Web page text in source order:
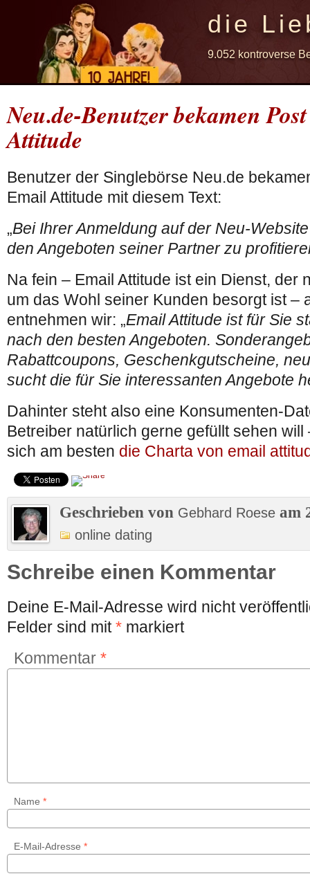
die
9.052 kontroverse
Neu.de-Benutzer bekamen
Attitude
Benutzer der Singlebörse Neu.de
Email Attitude mit diesem Text:
„Bei Ihrer Anmeldung auf der Neu-
den Angeboten seiner Partner zu
Na fein – Email Attitude ist ein Dienst, der
um das Wohl seiner Kunden besorgt ist –
entnehmen wir: „Email Attitude ist für Sie
nach den besten Angeboten.
Rabattcoupons, Geschenkgutscheine,
sucht die für Sie interessanten Angebote
Dahinter steht also eine Konsumenten-
Betreiber natürlich gerne gefüllt sehen
sich am besten die Charta von email
Geschrieben von Gebhard Roese am
online dating
Schreibe einen Kommentar
Deine E-Mail-Adresse wird nicht
Felder sind mit* markiert
Kommentar *
Name *
E-Mail-Adresse *